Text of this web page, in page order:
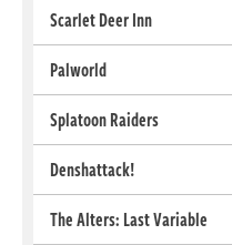
Scarlet Deer Inn
Palworld
Splatoon Raiders
Denshattack!
The Alters: Last Variable